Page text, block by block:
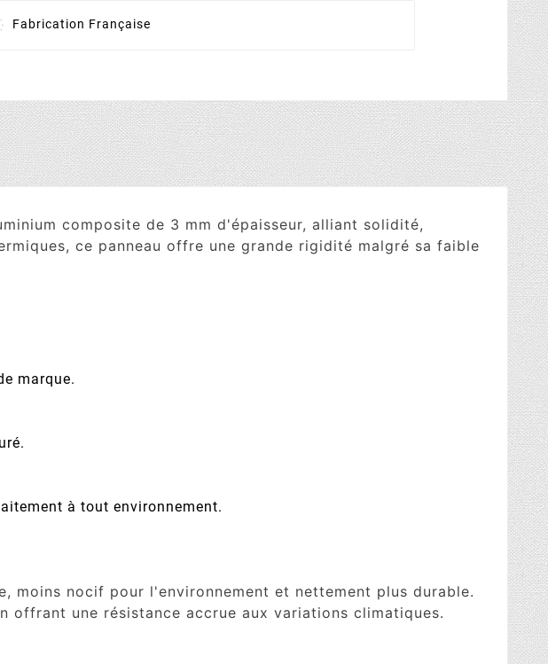
Fabrication Française
composite de 3 mm d'épaisseur, alliant solidité,
ce panneau offre une grande rigidité malgré sa faible
marque.
à tout environnement.
moins nocif pour l'environnement et nettement plus durable.
une résistance accrue aux variations climatiques.